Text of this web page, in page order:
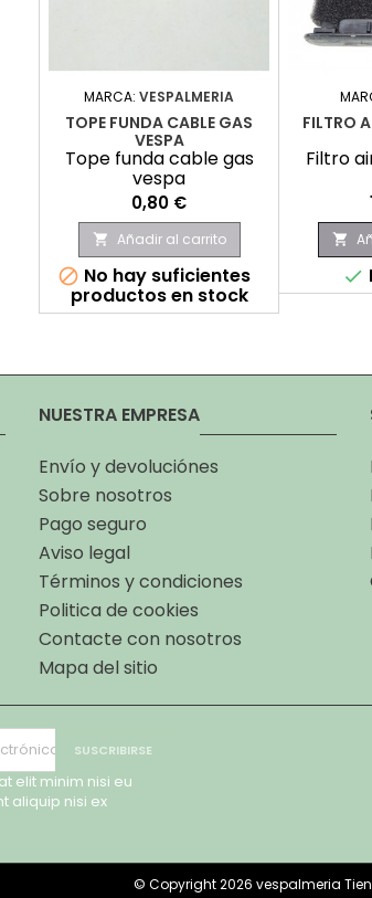
MARCA: VESPALMERIA
TOPE FUNDA CABLE GAS
VESPA
Tope funda cable gas
vespa
Precio
0,80 €
 Añadir al carrito
 No hay suficientes
productos en stock
FILTRO
Filtro


NUESTRA EMPRESA
Envío y devoluciónes
Sobre nosotros
Pago seguro
Aviso legal
Términos y condiciones
Politica de cookies
Contacte con nosotros
Mapa del sitio
elit minim nisi eu
aliquip nisi ex
© Copyright 2026 vespalmeria